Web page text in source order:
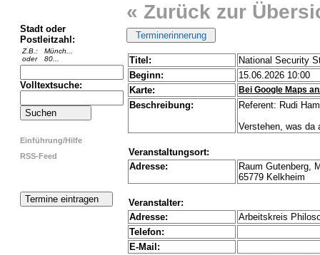
Stadt oder
Postleitzahl:
Z.B.:
oder
Münch...
80...
Volltextsuche:
Einführung/Hilfe
RSS-Feed
« Zurück zur
Titel:
National Security
Beginn:
15.06.2026 10:00
Karte:
Bei Google Maps
Beschreibung:
Referent: Rudi
Verstehen, was da
Veranstaltungsort:
Adresse:
Raum Gutenberg,
65779 Kelkheim
Veranstalter:
Adresse:
Arbeitskreis
Telefon:
E-Mail: